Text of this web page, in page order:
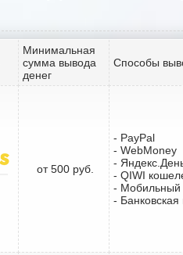
Минимальная
сумма вывода
денег
Способы
от 500 руб.
- PayPal
- WebMoney
-
- QIWI
- Мобильный
-